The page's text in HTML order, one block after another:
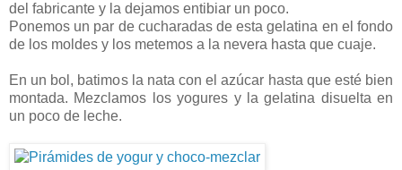
del fabricante y la dejamos entibiar un poco.
Ponemos un par de cucharadas de esta gelatina en el fondo
de los moldes y los metemos a la nevera hasta que cuaje.
En un bol, batimos la nata con el azúcar hasta que esté bien
montada. Mezclamos los yogures y la gelatina disuelta en
un poco de leche.